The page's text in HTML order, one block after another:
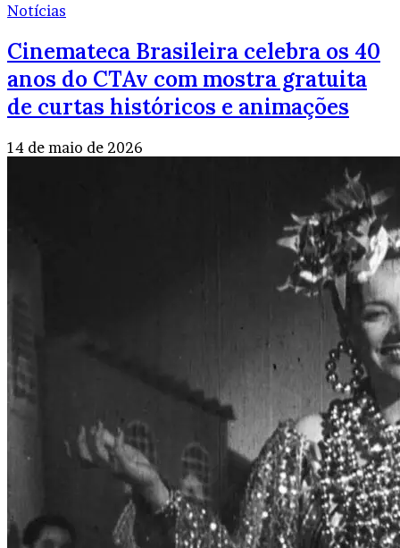
Notícias
Cinemateca Brasileira celebra os 40
anos do CTAv com mostra gratuita
de curtas históricos e animações
14 de maio de 2026